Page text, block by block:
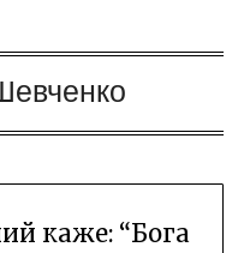
каже: “Бога